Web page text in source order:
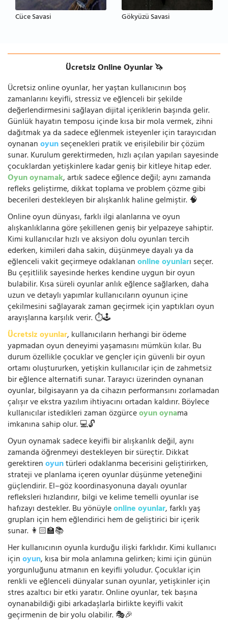
Cüce Savasi Gökyüzü Savasi
Ücretsiz Online Oyunlar 🦄
Ücretsiz online oyunlar, her yaştan kullanıcının boş
zamanlarını keyifli, stressiz ve eğlenceli bir şekilde
değerlendirmesini sağlayan dijital içeriklerin başında gelir.
Günlük hayatın temposu içinde kısa bir mola vermek, zihni
dağıtmak ya da sadece eğlenmek isteyenler için tarayıcıdan
oynananoyunseçenekleri pratik ve erişilebilir bir çözüm
sunar. Kurulum gerektirmeden, hızlı açılan yapıları sayesinde
çocuklardan yetişkinlere kadar geniş bir kitleye hitap eder.
Oyun oynamak, artık sadece eğlence değil; aynı zamanda
refleks geliştirme, dikkat toplama ve problem çözme gibi
becerileri destekleyen bir alışkanlık haline gelmiştir. 🧠
Online oyun dünyası, farklı ilgi alanlarına ve oyun
alışkanlıklarına göre şekillenen geniş bir yelpazeye sahiptir.
Kimi kullanıcılar hızlı ve aksiyon dolu oyunları tercih
ederken, kimileri daha sakin, düşünmeye dayalı ya da
eğlenceli vakit geçirmeye odaklananonline oyunları seçer.
Bu çeşitlilik sayesinde herkes kendine uygun bir oyun
bulabilir. Kısa süreli oyunlar anlık eğlence sağlarken, daha
uzun ve detaylı yapımlar kullanıcıların oyunun içine
çekilmesini sağlayarak zaman geçirmek için yaptıkları oyun
arayışlarına karşılık verir. ⏱️🕹️
Ücretsiz oyunlar, kullanıcıların herhangi bir ödeme
yapmadan oyun deneyimi yaşamasını mümkün kılar. Bu
durum özellikle çocuklar ve gençler için güvenli bir oyun
ortamı oluştururken, yetişkin kullanıcılar için de zahmetsiz
bir eğlence alternatifi sunar. Tarayıcı üzerinden oynanan
oyunlar, bilgisayarın ya da cihazın performansını zorlamadan
çalışır ve ekstra yazılım ihtiyacını ortadan kaldırır. Böylece
kullanıcılar istedikleri zaman özgürceoyun oynama
imkanına sahip olur. 💻🔓
Oyun oynamak sadece keyifli bir alışkanlık değil, aynı
zamanda öğrenmeyi destekleyen bir süreçtir. Dikkat
gerektirenoyuntürleri odaklanma becerisini geliştirirken,
strateji ve planlama içeren oyunlar düşünme yeteneğini
güçlendirir. El–göz koordinasyonuna dayalı oyunlar
refleksleri hızlandırır, bilgi ve kelime temelli oyunlar ise
hafızayı destekler. Bu yönüyleonline oyunlar, farklı yaş
grupları için hem eğlendirici hem de geliştirici bir içerik
sunar. 👩🏻‍🏫📚
Her kullanıcının oyunla kurduğu ilişki farklıdır. Kimi kullanıcı
içinoyun, kısa bir mola anlamına gelirken; kimi için günün
yorgunluğunu atmanın en keyifli yoludur. Çocuklar için
renkli ve eğlenceli dünyalar sunan oyunlar, yetişkinler için
stres azaltıcı bir etki yaratır. Online oyunlar, tek başına
oynanabildiği gibi arkadaşlarla birlikte keyifli vakit
geçirmenin de bir yolu olabilir. 🎭🎉